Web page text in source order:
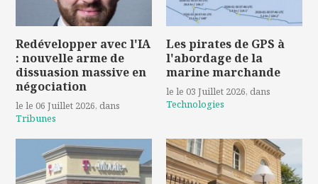
Redévelopper avec l'IA
: nouvelle arme de
dissuasion massive en
négociation
le le 06 Juillet 2026, dans
Tribunes
Les pirates de GPS à
l'abordage de la
marine marchande
le le 03 Juillet 2026, dans
Technologies